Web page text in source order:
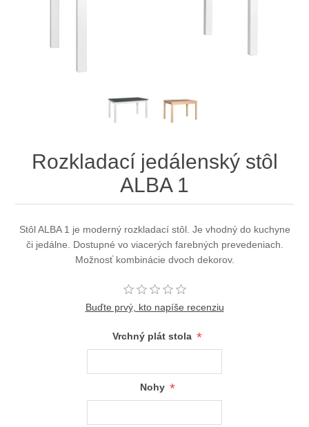
Rozkladací jedálenský stôl
ALBA 1
Stôl ALBA 1 je moderný rozkladací stôl. Je vhodný do kuchyne
či jedálne. Dostupné vo viacerých farebných prevedeniach.
Možnosť kombinácie dvoch dekorov.
Buďte prvý, kto napíše recenziu
Vrchný plát stola *
Nohy *